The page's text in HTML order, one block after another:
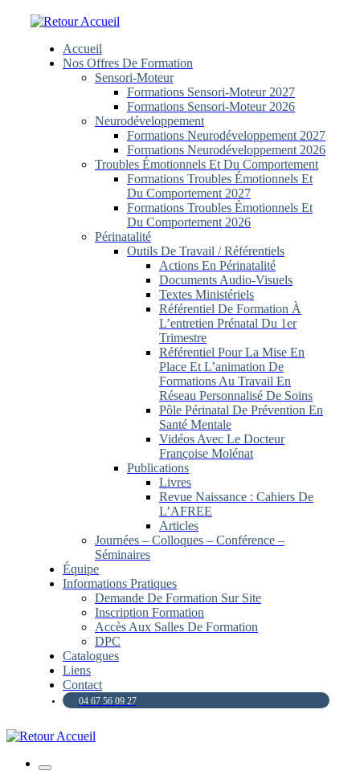
Accueil
Nos Offres De Formation
Sensori-Moteur
Formations Sensori-Moteur 2027
Formations Sensori-Moteur 2026
Neurodéveloppement
Formations Neurodéveloppement 2027
Formations Neurodéveloppement 2026
Troubles Émotionnels Et Du Comportement
Formations Troubles Émotionnels Et
Du Comportement 2027
Formations Troubles Émotionnels Et
Du Comportement 2026
Périnatalité
Outils De Travail / Référentiels
Actions En Périnatalité
Documents Audio-Visuels
Textes Ministériels
Référentiel De Formation À
L’entretien Prénatal Du 1er
Trimestre
Référentiel Pour La Mise En
Place Et L’animation De
Formations Au Travail En
Réseau Personnalisé De Soins
Pôle Périnatal De Prévention En
Santé Mentale
Vidéos Avec Le Docteur
Françoise Molénat
Publications
Livres
Revue Naissance : Cahiers De
L’AFREE
Articles
Journées – Colloques – Conférence –
Séminaires
Équipe
Informations Pratiques
Demande De Formation Sur Site
Inscription Formation
Accès Aux Salles De Formation
DPC
Catalogues
Liens
Contact
04 67 56 09 27
Menu